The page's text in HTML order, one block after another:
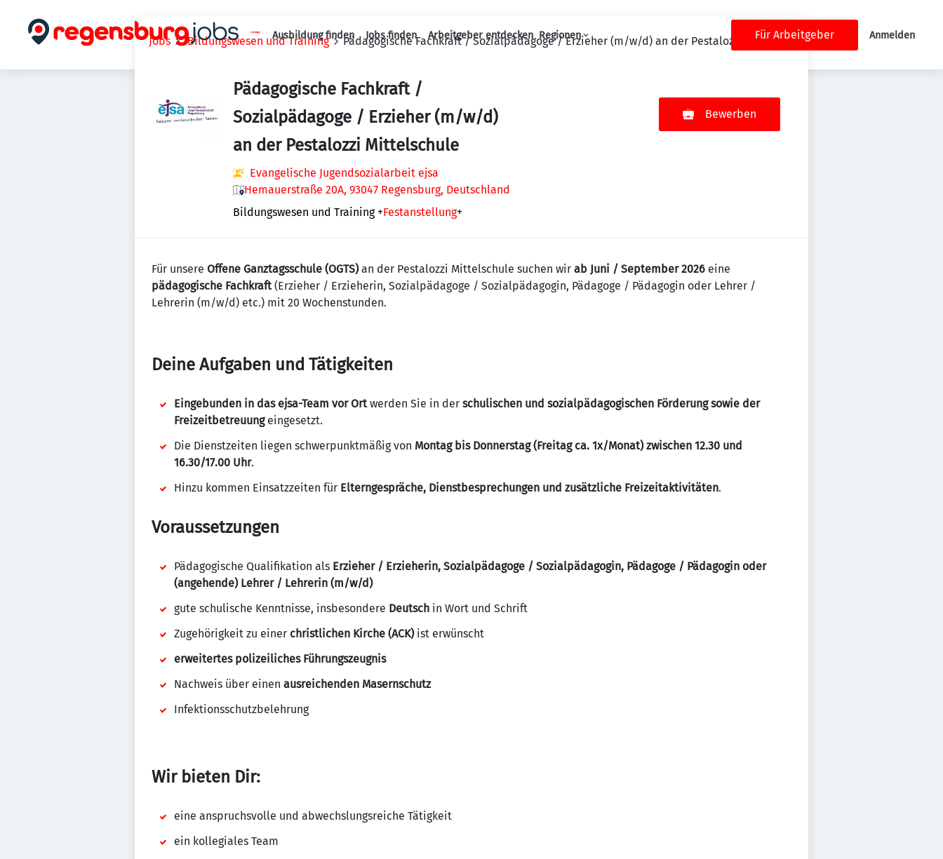
Haupt-Navigation
Ausbildung finden Jobs finden Arbeitgeber entdecken Regionen Für Arbeitgeber Anmelden
Jobs Bildungswesen und Training Pädagogische Fachkraft / Sozialpädagoge / Erzieher (m/w/d) an der Pestalozzi Mittelschule
Pädagogische Fachkraft /
Sozialpädagoge / Erzieher (m/w/d)
an der Pestalozzi Mittelschule
Evangelische Jugendsozialarbeit ejsa
Hemauerstraße 20A, 93047 Regensburg, Deutschland
Bildungswesen und Training +Festanstellung+
Bewerben
Für unsere Offene Ganztagsschule (OGTS)an der Pestalozzi Mittelschule suchen wir ab Juni / September 2026 eine
pädagogische Fachkraft(Erzieher / Erzieherin, Sozialpädagoge / Sozialpädagogin, Pädagoge / Pädagogin oder Lehrer /
Lehrerin (m/w/d) etc.) mit 20 Wochenstunden.
Deine Aufgaben und Tätigkeiten
Eingebunden in das ejsa-Team vor Ortwerden Sie in der schulischen und sozialpädagogischen Förderung sowie der
Freizeitbetreuung eingesetzt.
Die Dienstzeiten liegen schwerpunktmäßig von Montag bis Donnerstag (Freitag ca. 1x/Monat) zwischen 12.30 und
16.30/17.00 Uhr.
Hinzu kommen Einsatzzeiten für Elterngespräche, Dienstbesprechungen und zusätzliche Freizeitaktivitäten.
Voraussetzungen
Pädagogische Qualifikation als Erzieher / Erzieherin, Sozialpädagoge / Sozialpädagogin, Pädagoge / Pädagogin oder
(angehende) Lehrer / Lehrerin (m/w/d)
gute schulische Kenntnisse, insbesondere Deutsch in Wort und Schrift
Zugehörigkeit zu einer christlichen Kirche (ACK)ist erwünscht
erweitertes polizeiliches Führungszeugnis
Nachweis über einen ausreichenden Masernschutz
Infektionsschutzbelehrung
Wir bieten Dir:
eine anspruchsvolle und abwechslungsreiche Tätigkeit
ein kollegiales Team